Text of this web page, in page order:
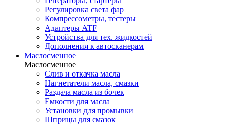
Регулировка света фар
Компрессометры, тестеры
Адаптеры ATF
Устройства для тех. жидкостей
Дополнения к автосканерам
Маслосменное
Маслосменное
Слив и откачка масла
Нагнетатели масла, смазки
Раздача масла из бочек
Емкости для масла
Установки для промывки
Шприцы для смазок